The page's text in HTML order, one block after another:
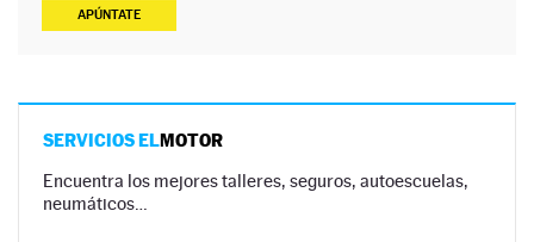
APÚNTATE
SERVICIOS ELMOTOR
Encuentra los mejores talleres, seguros, autoescuelas,
neumáticos…